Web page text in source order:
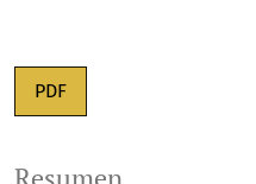
PDF